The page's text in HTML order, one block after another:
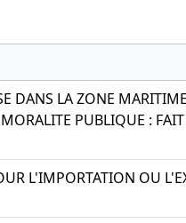
DANS LA ZONE
PUBLIQUE :
L'IMPORTATION OU